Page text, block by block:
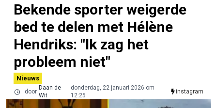
Bekende sporter weigerde
bed te delen met Hélène
Hendriks: "Ik zag het
probleem niet"
Nieuws
door
Daan de
Wit
donderdag, 22 januari 2026 om
12:25
instagram